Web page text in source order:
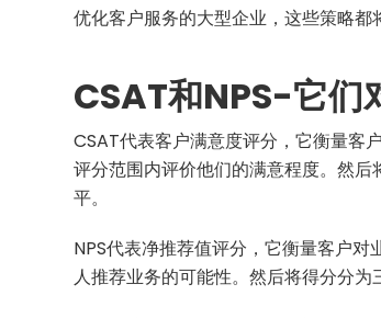
优化客户服务的大型企业，这些策略
CSAT和NPS-它们
CSAT代表客户满意度评分，它衡量客
评分范围内评价他们的满意程度。然
平。
NPS代表净推荐值评分，它衡量客户
人推荐业务的可能性。然后将得分分